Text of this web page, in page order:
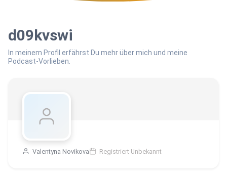
d09kvswi
In meinem Profil erfährst Du mehr über mich und meine
Podcast-Vorlieben.
Valentyna Novikova Registriert Unbekannt